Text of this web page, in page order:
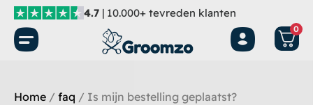
naar
4.7 | 10.000+ tevreden klanten
0
Home / faq / Is mijn bestelling geplaatst?